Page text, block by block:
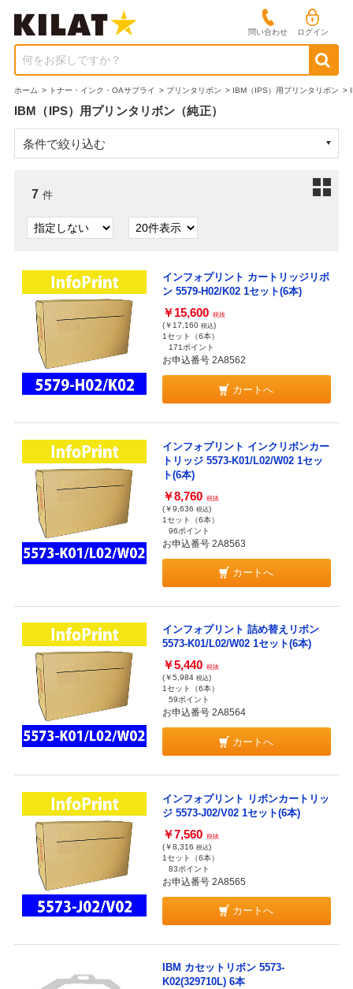
問い合わせ ログイン
何をお探しですか？
ホーム > トナー・インク・OAサプライ > プリンタリボン > IBM（IPS）用プリンタリボン >
IBM（IPS）用プリンタリボン（純正）
条件で絞り込む
7 件
インフォプリント カートリッジリボ
ン 5579-H02/K02 1セット(6本)
￥15,600 税抜
(￥17,160 税込)
1セット（6本）
171ポイント
お申込番号 2A8562
カートへ
インフォプリント インクリボンカー
トリッジ 5573-K01/L02/W02 1セッ
ト(6本)
￥8,760 税抜
(￥9,636 税込)
1セット（6本）
96ポイント
お申込番号 2A8563
カートへ
インフォプリント 詰め替えリボン
5573-K01/L02/W02 1セット(6本)
￥5,440 税抜
(￥5,984 税込)
1セット（6本）
59ポイント
お申込番号 2A8564
カートへ
インフォプリント リボンカートリッ
ジ 5573-J02/V02 1セット(6本)
￥7,560 税抜
(￥8,316 税込)
1セット（6本）
83ポイント
お申込番号 2A8565
カートへ
IBM カセットリボン 5573-
K02(329710L) 6本